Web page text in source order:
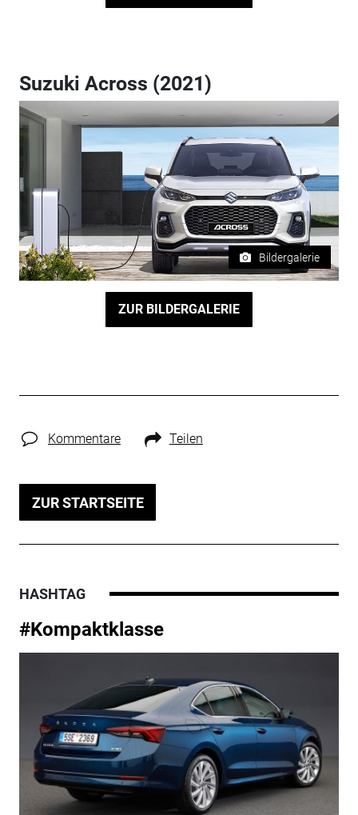
Suzuki Across (2021)
Bildergalerie
ZUR BILDERGALERIE
Kommentare Teilen
ZUR STARTSEITE
HASHTAG
#Kompaktklasse